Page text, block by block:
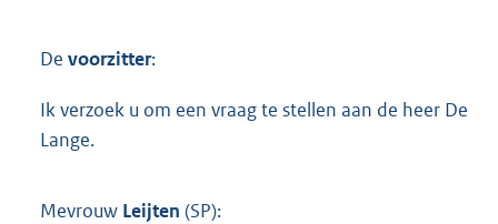
De voorzitter:
Ik verzoek u om een vraag te stellen aan de heer De
Lange.
Mevrouw Leijten (SP):